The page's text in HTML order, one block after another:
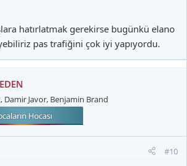
hatırlatmak gerekirse bugünkü elano
pas trafiğini çok iyi yapıyordu.
Damir Javor, Benjamin Brand
#10